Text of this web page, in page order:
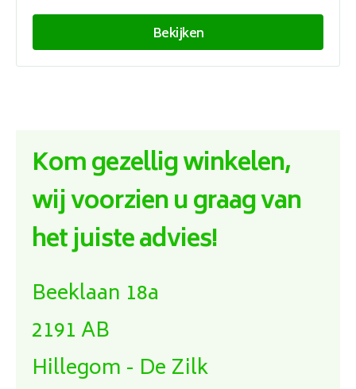
Bekijken
Kom gezellig winkelen,
wij voorzien u graag van
het juiste advies!
Beeklaan 18a
2191 AB
Hillegom - De Zilk